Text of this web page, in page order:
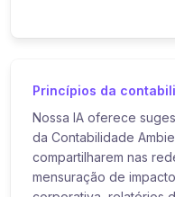
Princípios da
Nossa IA oferece
da Contabilidade
compartilharem nas
mensuração de